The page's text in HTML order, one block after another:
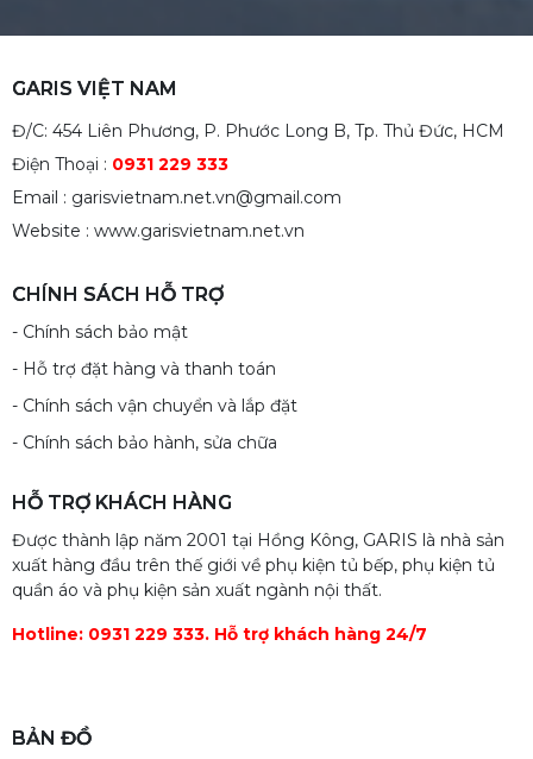
GARIS VIỆT NAM
Đ/C: 454 Liên Phương, P. Phước Long B, Tp. Thủ Đức, HCM
Điện Thoại : 0931 229 333
Email : garisvietnam.net.vn@gmail.com
Website : www.garisvietnam.net.vn
CHÍNH SÁCH HỖ TRỢ
- Chính sách bảo mật
- Hỗ trợ đặt hàng và thanh toán
- Chính sách vận chuyển và lắp đặt
- Chính sách bảo hành, sửa chữa
HỖ TRỢ KHÁCH HÀNG
Được thành lập năm 2001 tại Hồng Kông, GARIS là nhà sản
xuất hàng đầu trên thế giới về phụ kiện tủ bếp, phụ kiện tủ
quần áo và phụ kiện sản xuất ngành nội thất.
Hotline: 0931 229 333. Hỗ trợ khách hàng 24/7
BẢN ĐỒ